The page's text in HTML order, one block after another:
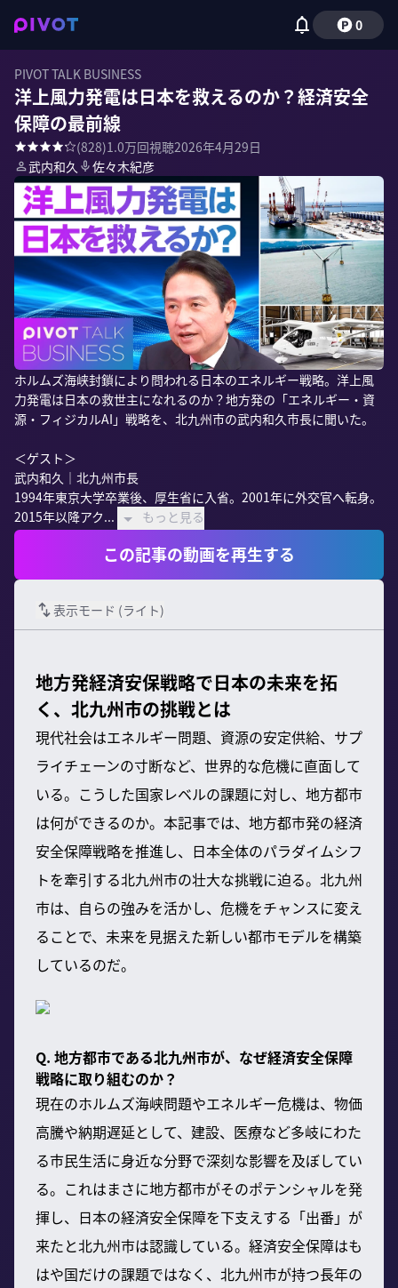
0
PIVOT TALK BUSINESS
洋上風力発電は日本を救えるのか？経済安全
保障の最前線
(828)1.0万回視聴2026年4月29日
武内和久
佐々木紀彦
ホルムズ海峡封鎖により問われる日本のエネルギー戦略。洋上風
力発電は日本の救世主になれるのか？地方発の「エネルギー・資
源・フィジカルAI」戦略を、北九州市の武内和久市長に聞いた。
＜ゲスト＞
武内和久｜北九州市長
1994年東京大学卒業後、厚生省に入省。2001年に外交官へ転身。
2015年以降アク...
もっと見る
この記事の動画を再生する
表示モード (ライト)
地方発経済安保戦略で日本の未来を拓
く、北九州市の挑戦とは
現代社会はエネルギー問題、資源の安定供給、サプ
ライチェーンの寸断など、世界的な危機に直面して
いる。こうした国家レベルの課題に対し、地方都市
は何ができるのか。本記事では、地方都市発の経済
安全保障戦略を推進し、日本全体のパラダイムシフ
トを牽引する北九州市の壮大な挑戦に迫る。北九州
市は、自らの強みを活かし、危機をチャンスに変え
ることで、未来を見据えた新しい都市モデルを構築
しているのだ。
Q. 地方都市である北九州市が、なぜ経済安全保障
戦略に取り組むのか？
現在のホルムズ海峡問題やエネルギー危機は、物価
高騰や納期遅延として、建設、医療など多岐にわた
る市民生活に身近な分野で深刻な影響を及ぼしてい
る。これはまさに地方都市がそのポテンシャルを発
揮し、日本の経済安全保障を下支えする「出番」が
来たと北九州市は認識している。経済安全保障はも
はや国だけの課題ではなく、北九州市が持つ長年の